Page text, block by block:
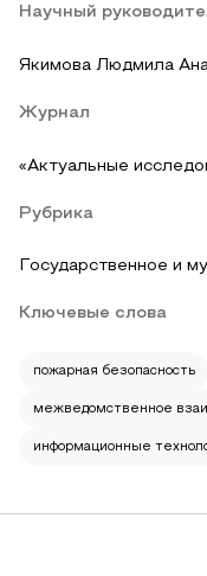
Научный
Якимова Людмила
Журнал
«Актуальные
Рубрика
Государственное и
Ключевые слова
пожарная безопасность
межведомственное
информационные